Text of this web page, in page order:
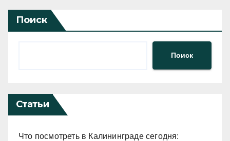
Поиск
Поиск
Статьи
Что посмотреть в Калининграде сегодня: